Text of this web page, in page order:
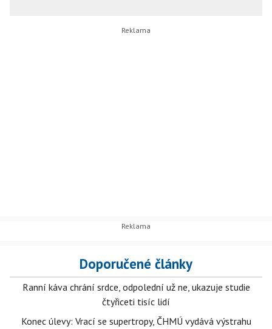
Doporučené články
Ranní káva chrání srdce, odpolední už ne, ukazuje studie
čtyřiceti tisíc lidí
Konec úlevy: Vrací se supertropy, ČHMÚ vydává výstrahu